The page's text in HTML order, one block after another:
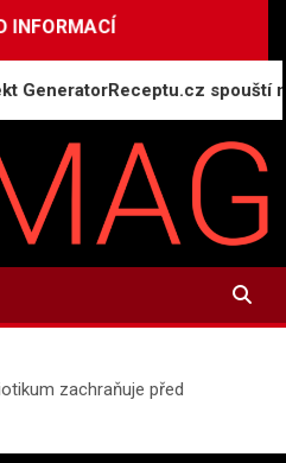
INFORMACÍ
spouští
zachraňuje před